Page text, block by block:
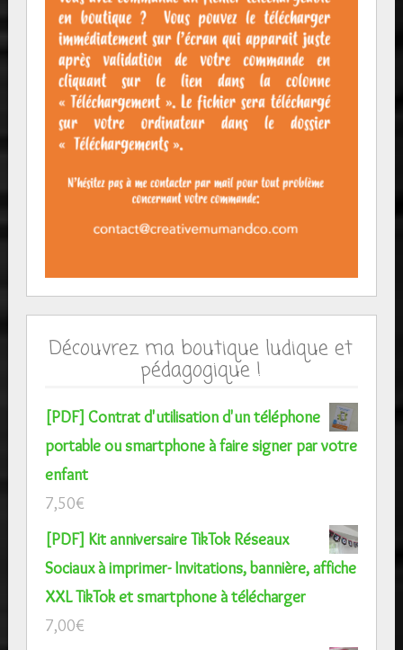
Découvrez ma boutique ludique et
pédagogique !
[PDF] Contrat d'utilisation d'un téléphone
portable ou smartphone à faire signer par votre
enfant
7,50€
[PDF] Kit anniversaire TikTok Réseaux
Sociaux à imprimer- Invitations, bannière, affiche
XXL TikTok et smartphone à télécharger
7,00€